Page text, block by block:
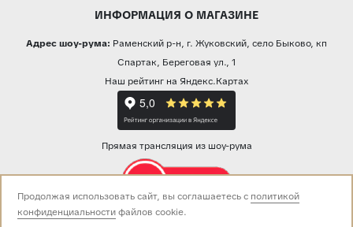
ИНФОРМАЦИЯ О МАГАЗИНЕ
Адрес шоу-рума: Раменский р-н, г. Жуковский, село Быково, кп
Спартак, Береговая ул., 1
Наш рейтинг на Яндекс.Картах
Прямая трансляция из шоу-рума
Звоните нам:
Продолжая использовать сайт, вы соглашаетесь с политикой
конфиденциальностифайлов cookie.